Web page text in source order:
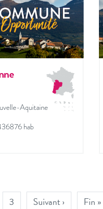
Aquitaine
hab
3 Suivant › Fin »